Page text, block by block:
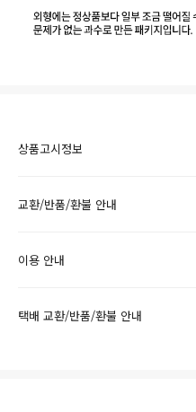
상품고시정보
교환/반품/환불 안내
이용 안내
택배 교환/반품/환불 안내